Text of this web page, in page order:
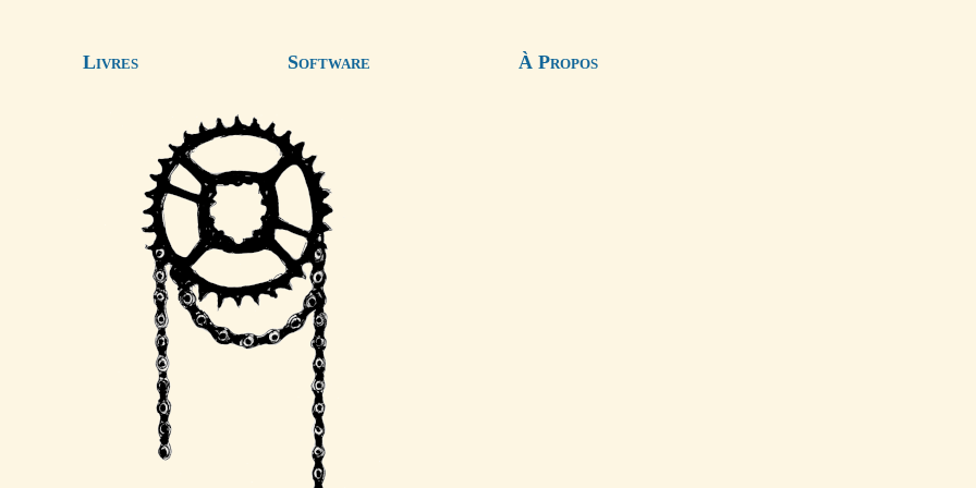
Livres Software À Propos